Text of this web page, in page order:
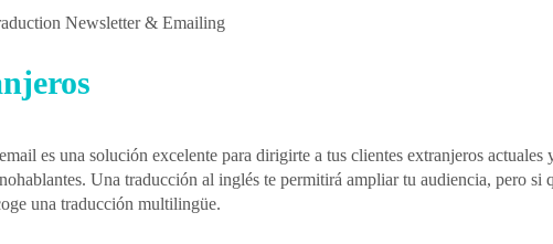
es una solución excelente para dirigirte a tus clientes extranjeros actuales
Una traducción al inglés te permitirá ampliar tu audiencia, pero si
una traducción multilingüe.